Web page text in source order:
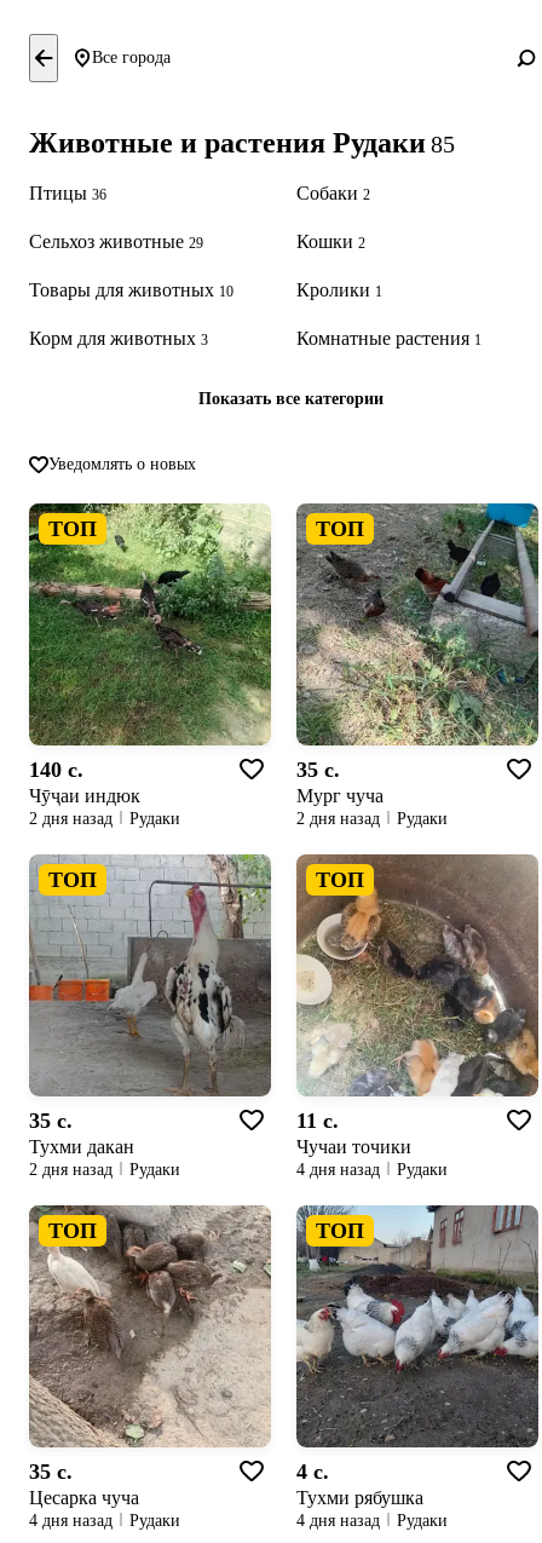
Все города
Животные и растения Рудаки85
Птицы 36
Сельхоз животные 29
Товары для животных 10
Корм для животных 3
Собаки 2
Кошки 2
Кролики 1
Комнатные растения 1
Показать все категории
Уведомлять о новых
ТОП
140 c.
Чӯҷаи индюк
2 дня назад Рудаки
ТОП
35 c.
Мург чуча
2 дня назад Рудаки
ТОП
35 c.
Тухми дакан
2 дня назад Рудаки
ТОП
11 c.
Чучаи точики
4 дня назад Рудаки
ТОП
35 c.
Цесарка чуча
4 дня назад Рудаки
ТОП
4 c.
Тухми рябушка
4 дня назад Рудаки